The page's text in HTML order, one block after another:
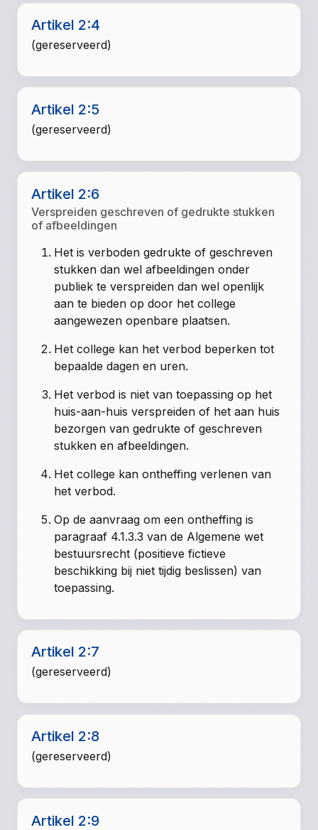
Artikel 2:4
(gereserveerd)
Artikel 2:5
(gereserveerd)
Artikel 2:6
Verspreiden geschreven of gedrukte stukken
of afbeeldingen
Het is verboden gedrukte of geschreven
stukken dan wel afbeeldingen onder
publiek te verspreiden dan wel openlijk
aan te bieden op door het college
aangewezen openbare plaatsen.
Het college kan het verbod beperken tot
bepaalde dagen en uren.
Het verbod is niet van toepassing op het
huis-aan-huis verspreiden of het aan huis
bezorgen van gedrukte of geschreven
stukken en afbeeldingen.
Het college kan ontheffing verlenen van
het verbod.
Op de aanvraag om een ontheffing is
paragraaf 4.1.3.3 van de Algemene wet
bestuursrecht (positieve fictieve
beschikking bij niet tijdig beslissen) van
toepassing.
Artikel 2:7
(gereserveerd)
Artikel 2:8
(gereserveerd)
Artikel 2:9